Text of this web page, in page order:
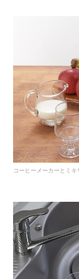
コーヒーメーカーとミキ